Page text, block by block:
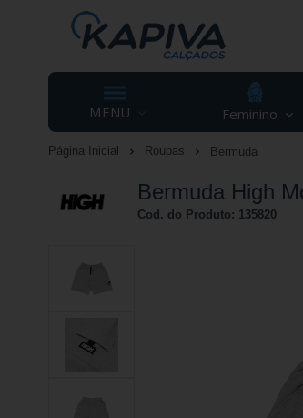
MENU Feminino
Página Inicial Roupas Bermuda
Bermuda High
Cod. do Produto: 135820